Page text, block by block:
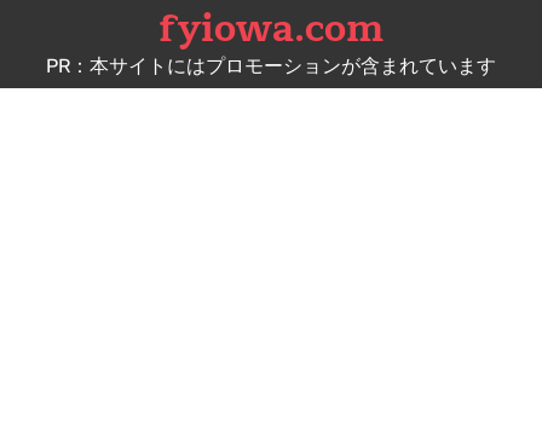
content
fyiowa.com
PR：本サイトにはプロモーションが含まれています